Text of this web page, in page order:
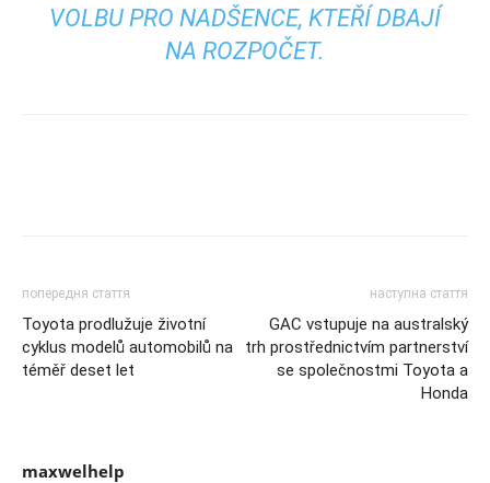
VOLBU PRO NADŠENCE, KTEŘÍ DBAJÍ
NA ROZPOČET.
попередня стаття
Toyota prodlužuje životní
cyklus modelů automobilů na
téměř deset let
наступна стаття
GAC vstupuje na australský
trh prostřednictvím partnerství
se společnostmi Toyota a
Honda
maxwelhelp